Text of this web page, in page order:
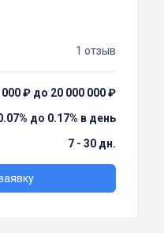
1 отзыв
000 ₽ до 20 000 000 ₽
до 0.17% в день
7 - 30 дн.